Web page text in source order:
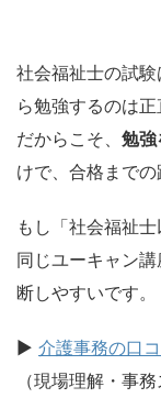
社会福祉士の試
ら勉強するのは正
だからこそ、 勉強
けで、合格までの
もし「社会福祉
同じユーキャン
断しやすいです。
▶ 介護事務の口
（現場理解・事